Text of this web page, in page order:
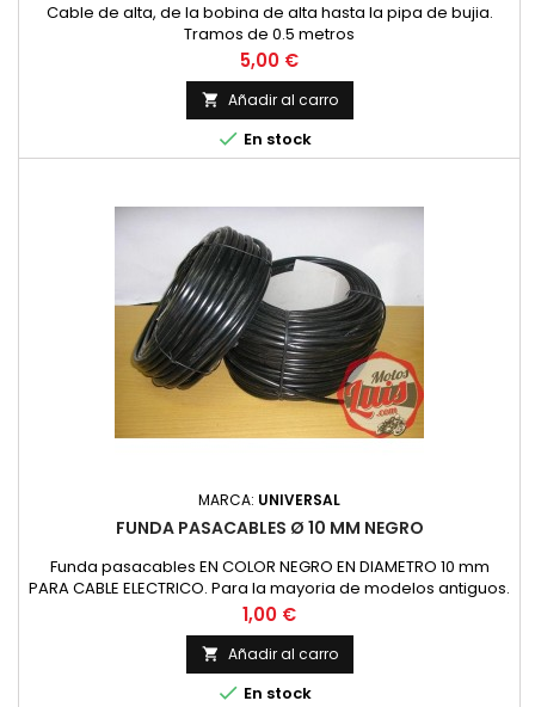
Cable de alta, de la bobina de alta hasta la pipa de bujia.
Tramos de 0.5 metros
Precio
5,00 €
 Añadir al carro
 En stock
MARCA: UNIVERSAL
FUNDA PASACABLES Ø 10 MM NEGRO
Funda pasacables EN COLOR NEGRO EN DIAMETRO 10 mm
PARA CABLE ELECTRICO. Para la mayoria de modelos antiguos.
Precio por metro Especificar la cantidad de metros en la
cesta de la compra.
Precio
1,00 €
 Añadir al carro
 En stock